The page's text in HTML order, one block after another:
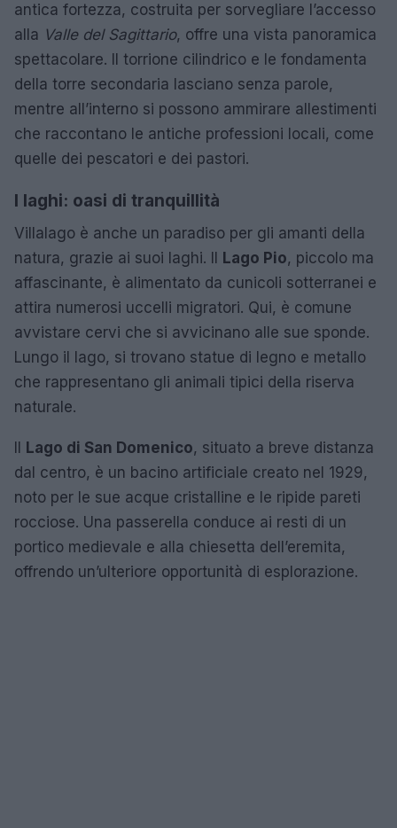
antica fortezza, costruita per sorvegliare l’accesso
alla Valle del Sagittario, offre una vista panoramica
spettacolare. Il torrione cilindrico e le fondamenta
della torre secondaria lasciano senza parole,
mentre all’interno si possono ammirare allestimenti
che raccontano le antiche professioni locali, come
quelle dei pescatori e dei pastori.
I laghi: oasi di tranquillità
Villalago è anche un paradiso per gli amanti della
natura, grazie ai suoi laghi. Il Lago Pio, piccolo ma
affascinante, è alimentato da cunicoli sotterranei e
attira numerosi uccelli migratori. Qui, è comune
avvistare cervi che si avvicinano alle sue sponde.
Lungo il lago, si trovano statue di legno e metallo
che rappresentano gli animali tipici della riserva
naturale.
Il Lago di San Domenico, situato a breve distanza
dal centro, è un bacino artificiale creato nel 1929,
noto per le sue acque cristalline e le ripide pareti
rocciose. Una passerella conduce ai resti di un
portico medievale e alla chiesetta dell’eremita,
offrendo un’ulteriore opportunità di esplorazione.